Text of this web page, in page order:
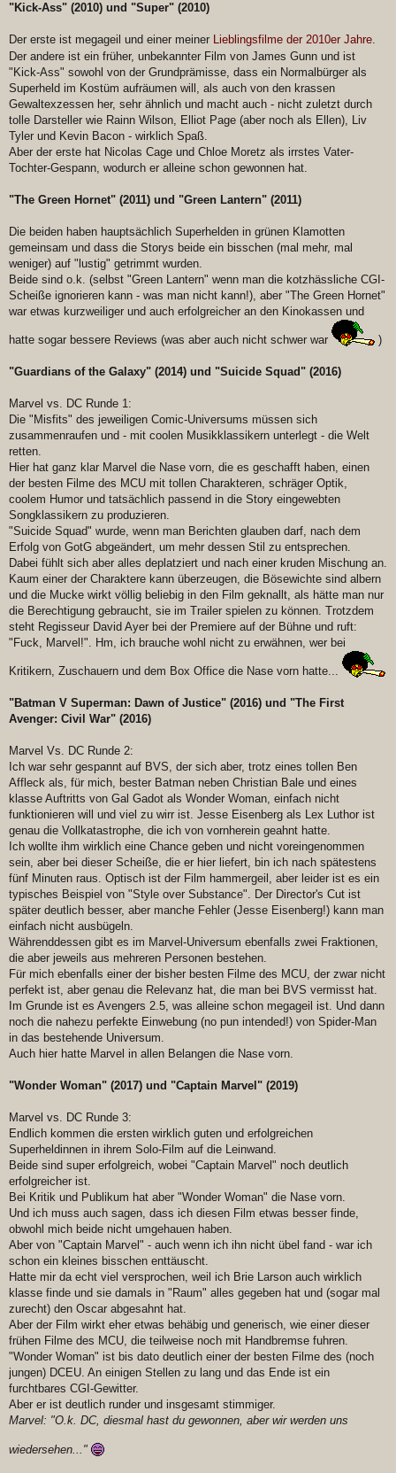
"Kick-Ass" (2010) und "Super" (2010)
Der erste ist megageil und einer meiner Lieblingsfilme der 2010er Jahre.
Der andere ist ein früher, unbekannter Film von James Gunn und ist
"Kick-Ass" sowohl von der Grundprämisse, dass ein Normalbürger als
Superheld im Kostüm aufräumen will, als auch von den krassen
Gewaltexzessen her, sehr ähnlich und macht auch - nicht zuletzt durch
tolle Darsteller wie Rainn Wilson, Elliot Page (aber noch als Ellen), Liv
Tyler und Kevin Bacon - wirklich Spaß.
Aber der erste hat Nicolas Cage und Chloe Moretz als irrstes Vater-
Tochter-Gespann, wodurch er alleine schon gewonnen hat.
"The Green Hornet" (2011) und "Green Lantern" (2011)
Die beiden haben hauptsächlich Superhelden in grünen Klamotten
gemeinsam und dass die Storys beide ein bisschen (mal mehr, mal
weniger) auf "lustig" getrimmt wurden.
Beide sind o.k. (selbst "Green Lantern" wenn man die kotzhässliche CGI-
Scheiße ignorieren kann - was man nicht kann!), aber "The Green Hornet"
war etwas kurzweiliger und auch erfolgreicher an den Kinokassen und
hatte sogar bessere Reviews (was aber auch nicht schwer war )
"Guardians of the Galaxy" (2014) und "Suicide Squad" (2016)
Marvel vs. DC Runde 1:
Die "Misfits" des jeweiligen Comic-Universums müssen sich
zusammenraufen und - mit coolen Musikklassikern unterlegt - die Welt
retten.
Hier hat ganz klar Marvel die Nase vorn, die es geschafft haben, einen
der besten Filme des MCU mit tollen Charakteren, schräger Optik,
coolem Humor und tatsächlich passend in die Story eingewebten
Songklassikern zu produzieren.
"Suicide Squad" wurde, wenn man Berichten glauben darf, nach dem
Erfolg von GotG abgeändert, um mehr dessen Stil zu entsprechen.
Dabei fühlt sich aber alles deplatziert und nach einer kruden Mischung an.
Kaum einer der Charaktere kann überzeugen, die Bösewichte sind albern
und die Mucke wirkt völlig beliebig in den Film geknallt, als hätte man nur
die Berechtigung gebraucht, sie im Trailer spielen zu können. Trotzdem
steht Regisseur David Ayer bei der Premiere auf der Bühne und ruft:
"Fuck, Marvel!". Hm, ich brauche wohl nicht zu erwähnen, wer bei
Kritikern, Zuschauern und dem Box Office die Nase vorn hatte...
"Batman V Superman: Dawn of Justice" (2016) und "The First
Avenger: Civil War" (2016)
Marvel Vs. DC Runde 2:
Ich war sehr gespannt auf BVS, der sich aber, trotz eines tollen Ben
Affleck als, für mich, bester Batman neben Christian Bale und eines
klasse Auftritts von Gal Gadot als Wonder Woman, einfach nicht
funktionieren will und viel zu wirr ist. Jesse Eisenberg als Lex Luthor ist
genau die Vollkatastrophe, die ich von vornherein geahnt hatte.
Ich wollte ihm wirklich eine Chance geben und nicht voreingenommen
sein, aber bei dieser Scheiße, die er hier liefert, bin ich nach spätestens
fünf Minuten raus. Optisch ist der Film hammergeil, aber leider ist es ein
typisches Beispiel von "Style over Substance". Der Director's Cut ist
später deutlich besser, aber manche Fehler (Jesse Eisenberg!) kann man
einfach nicht ausbügeln.
Währenddessen gibt es im Marvel-Universum ebenfalls zwei Fraktionen,
die aber jeweils aus mehreren Personen bestehen.
Für mich ebenfalls einer der bisher besten Filme des MCU, der zwar nicht
perfekt ist, aber genau die Relevanz hat, die man bei BVS vermisst hat.
Im Grunde ist es Avengers 2.5, was alleine schon megageil ist. Und dann
noch die nahezu perfekte Einwebung (no pun intended!) von Spider-Man
in das bestehende Universum.
Auch hier hatte Marvel in allen Belangen die Nase vorn.
"Wonder Woman" (2017) und "Captain Marvel" (2019)
Marvel vs. DC Runde 3:
Endlich kommen die ersten wirklich guten und erfolgreichen
Superheldinnen in ihrem Solo-Film auf die Leinwand.
Beide sind super erfolgreich, wobei "Captain Marvel" noch deutlich
erfolgreicher ist.
Bei Kritik und Publikum hat aber "Wonder Woman" die Nase vorn.
Und ich muss auch sagen, dass ich diesen Film etwas besser finde,
obwohl mich beide nicht umgehauen haben.
Aber von "Captain Marvel" - auch wenn ich ihn nicht übel fand - war ich
schon ein kleines bisschen enttäuscht.
Hatte mir da echt viel versprochen, weil ich Brie Larson auch wirklich
klasse finde und sie damals in "Raum" alles gegeben hat und (sogar mal
zurecht) den Oscar abgesahnt hat.
Aber der Film wirkt eher etwas behäbig und generisch, wie einer dieser
frühen Filme des MCU, die teilweise noch mit Handbremse fuhren.
"Wonder Woman" ist bis dato deutlich einer der besten Filme des (noch
jungen) DCEU. An einigen Stellen zu lang und das Ende ist ein
furchtbares CGI-Gewitter.
Aber er ist deutlich runder und insgesamt stimmiger.
Marvel: "O.k. DC, diesmal hast du gewonnen, aber wir werden uns
wiedersehen..."